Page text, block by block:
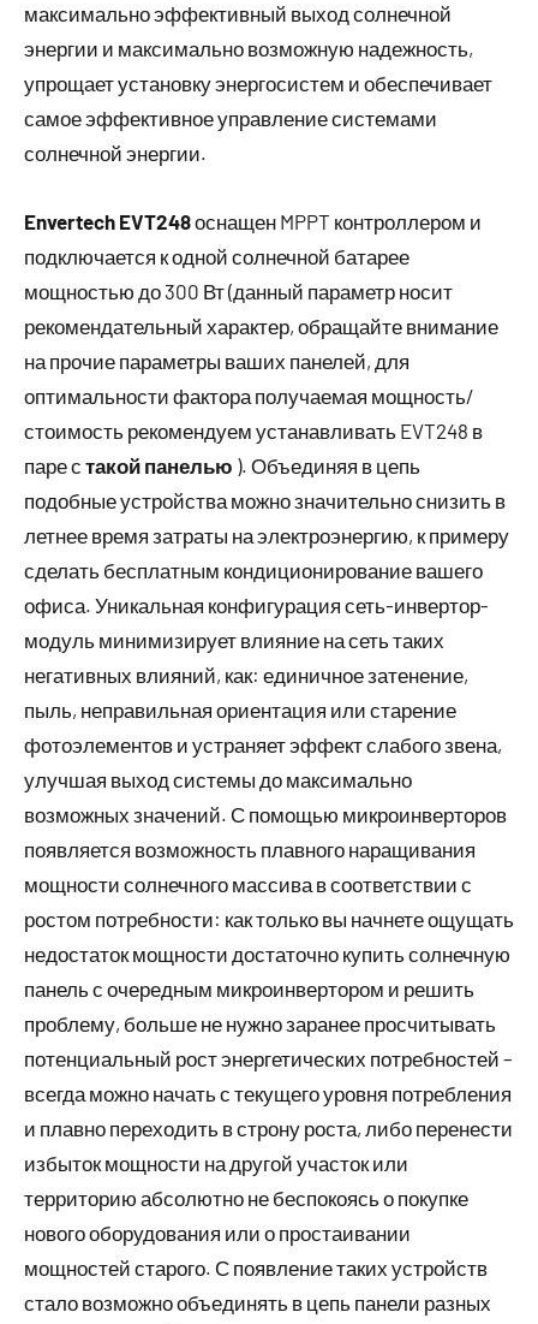
максимально эффективный выход солнечной
энергии и максимально возможную надежность,
упрощает установку энергосистем и обеспечивает
самое эффективное управление системами
солнечной энергии.
Envertech EVT248оснащен MPPT контроллером и
подключается к одной солнечной батарее
мощностью до 300 Вт (данный параметр носит
рекомендательный характер, обращайте внимание
на прочие параметры ваших панелей, для
оптимальности фактора получаемая мощность/
стоимость рекомендуем устанавливать EVT248 в
паре с такой панелью ). Объединяя в цепь
подобные устройства можно значительно снизить в
летнее время затраты на электроэнергию, к примеру
сделать бесплатным кондиционирование вашего
офиса. Уникальная конфигурация сеть-инвертор-
модуль минимизирует влияние на сеть таких
негативных влияний, как: единичное затенение,
пыль, неправильная ориентация или старение
фотоэлементов и устраняет эффект слабого звена,
улучшая выход системы до максимально
возможных значений. С помощью микроинверторов
появляется возможность плавного наращивания
мощности солнечного массива в соответствии с
ростом потребности: как только вы начнете ощущать
недостаток мощности достаточно купить солнечную
панель с очередным микроинвертором и решить
проблему, больше не нужно заранее просчитывать
потенциальный рост энергетических потребностей –
всегда можно начать с текущего уровня потребления
и плавно переходить в строну роста, либо перенести
избыток мощности на другой участок или
территорию абсолютно не беспокоясь о покупке
нового оборудования или о простаивании
мощностей старого. С появление таких устройств
стало возможно объединять в цепь панели разных